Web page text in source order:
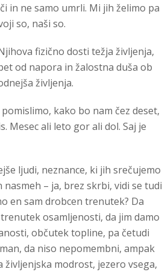
in ne samo umrli. Mi jih želimo pa
so, naši so.
fizično dosti težja življenja,
od napora in žalostna duša ob
življenja.
kako bo nam čez deset,
Mesec ali leto gor ali dol. Saj je
ljudi, neznance, ki jih srečujemo
– ja, brez skrbi, vidi se tudi
en sam drobcen trenutek? Da
osamljenosti, da jim damo
občutek topline, pa četudi
da niso nepomembni, ampak
življenjska modrost, jezero vsega,